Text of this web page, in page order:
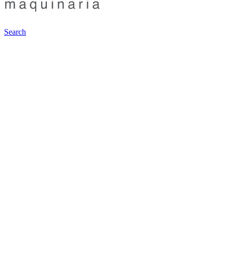
Search